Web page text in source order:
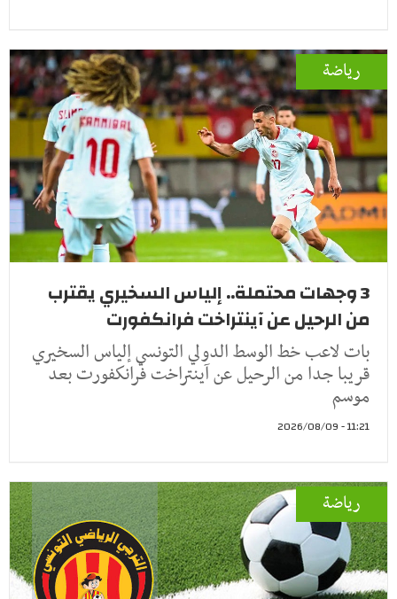
رياضة
3 وجهات محتملة.. إلياس السخيري يقترب
من الرحيل عن آينتراخت فرانكفورت
بات لاعب خط الوسط الدولي التونسي إلياس السخيري
قريبا جدا من الرحيل عن آينتراخت فرانكفورت بعد
موسم
11:21 - 2026/08/09
رياضة